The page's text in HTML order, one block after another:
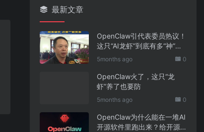
最新文章
OpenClaw引代表委员热议！
这只“AI龙虾”到底有多“神”？
｜科技观察
5months ago 0
OpenClaw火了，这只“龙
虾”养了也要防
5months ago 0
OpenClaw为什么能在一堆AI
开源软件里跑出来？给开源